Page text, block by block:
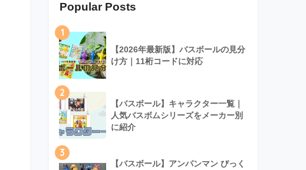
Popular Posts
1
【2026年最新版】バスボールの見分
け方｜11桁コードに対応
2
【バスボール】キャラクター一覧｜
人気バスボムシリーズをメーカー別
に紹介
3
【バスボール】アンパンマン びっく